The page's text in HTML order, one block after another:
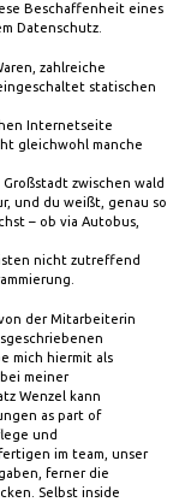
Beschaffenheit eines
Datenschutz.
zahlreiche
statischen
Internetseite
gleichwohl manche
zwischen wald
und du weißt, genau so
– ob via Autobus,
nicht zutreffend
der Mitarbeiterin
mich hiermit als
meiner
Wenzel kann
as part of
und
im team, unser
ferner die
Selbst inside